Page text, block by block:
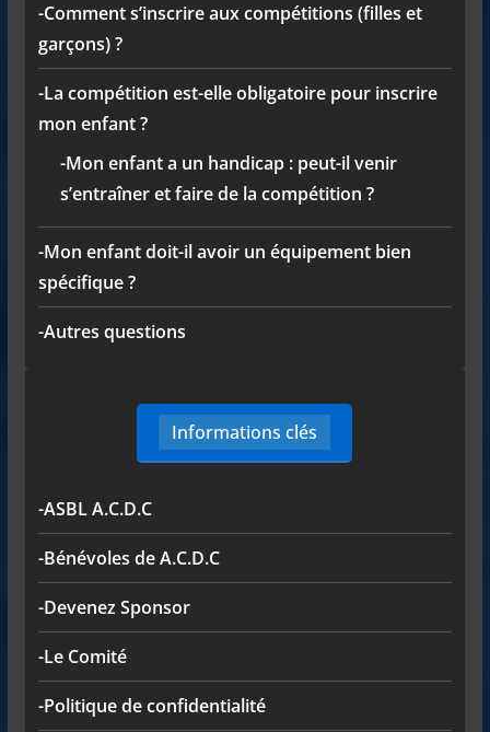
-Comment s’inscrire aux compétitions (filles et
garçons) ?
-La compétition est-elle obligatoire pour inscrire
mon enfant ?
-Mon enfant a un handicap : peut-il venir
s’entraîner et faire de la compétition ?
-Mon enfant doit-il avoir un équipement bien
spécifique ?
-Autres questions
Informations clés
-ASBL A.C.D.C
-Bénévoles de A.C.D.C
-Devenez Sponsor
-Le Comité
-Politique de confidentialité